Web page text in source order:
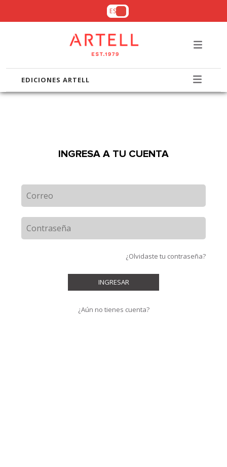
ES
EDICIONES ARTELL
INGRESA A TU CUENTA
¿Olvidaste tu contraseña?
INGRESAR
¿Aún no tienes cuenta?